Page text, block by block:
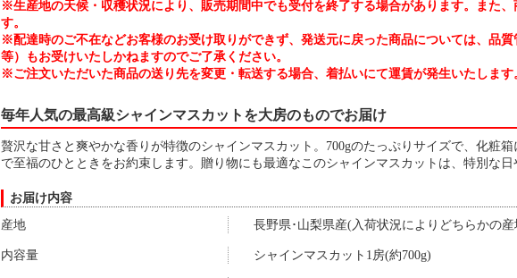
※生産地の天候・収穫状況により、販売期間中でも受付を終了する場合があります。また
す。
※配達時のご不在などお客様のお受け取りができず、発送元に戻った商品については、品
等）もお受けいたしかねますのでご了承ください。
※ご注文いただいた商品の送り先を変更・転送する場合、着払いにて運賃が発生いたしま
毎年人気の最高級シャインマスカットを大房のものでお届け
贅沢な甘さと爽やかな香りが特徴のシャインマスカット。700gのたっぷりサイズで、化粧
で至福のひとときをお約束します。贈り物にも最適なこのシャインマスカットは、特別な
お届け内容
産地
長野県･山梨県産(入荷状況によりどちらかの
内容量 シャインマスカット1房(約700g)